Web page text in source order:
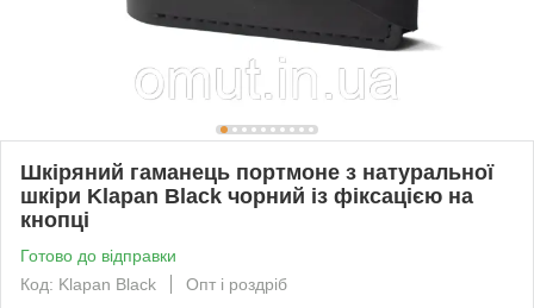
Шкіряний гаманець портмоне з натуральної
шкіри Klapan Black чорний із фіксацією на
кнопці
Готово до відправки
Код: Klapan Black
Опт і роздріб